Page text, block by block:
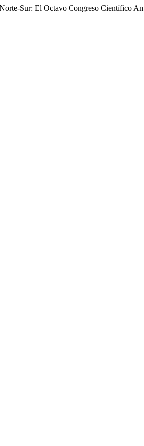
Sur: El Octavo Congreso Científico